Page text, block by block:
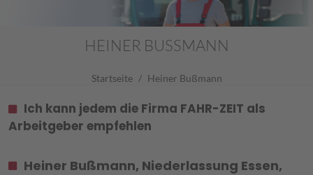
HEINER BUSSMANN
Startseite Heiner Bußmann
Ich kann jedem die Firma FAHR-ZEIT als
Arbeitgeber empfehlen
Heiner Bußmann, Niederlassung Essen,